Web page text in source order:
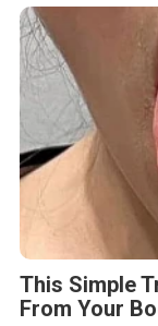
This Simple
From Your